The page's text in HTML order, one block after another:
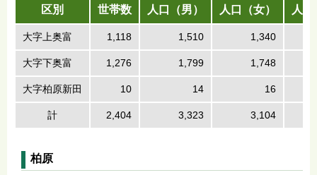
区別 世帯数 人口（男） 人口（女） 人
大字上奥富 1,118 1,510 1,340
大字下奥富 1,276 1,799 1,748
大字柏原新田 10 14 16
計 2,404 3,323 3,104
柏原